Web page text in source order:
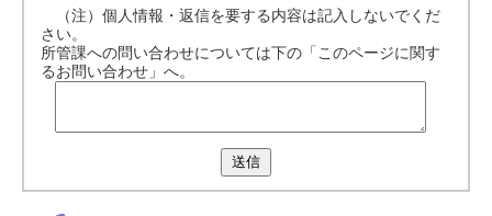
（注）個人情報・返信を要する内容は記入しないでくだ
さい。
所管課への問い合わせについては下の「このページに関す
るお問い合わせ」へ。
送信